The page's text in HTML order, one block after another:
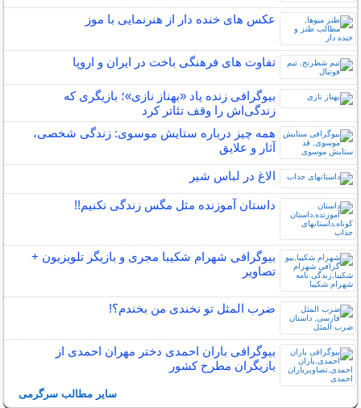
عکس های خنده دار از هنرنمایی با موز
تفاوت های فرهنگی باخت در ایران و اروپا
بیوگرافی زنده یاد «بهناز نازی»؛ بازیگری که
زندگی‌اش را وقف تئاتر کرد
همه چیز درباره ستایش موسوی: زندگی شخصی،
آثار و علایق
الاغ در لباس شیر
داستان آموزنده مثل مگس زندگی نکنیم!!
بیوگرافی شهرام شکیبا مجری و بازیگر تلویزیون +
تصاویر
ضرب المثل تو نخندی من بخندم؟!
بیوگرافی باران احمدی دختر مهران احمدی از
بازیگران مطرح کشور
سایر مطالب سرگرمی